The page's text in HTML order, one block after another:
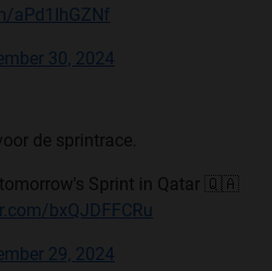
aPd1IhGZNf
30, 2024
de sprintrace.
Sprint in Qatar 🇶🇦
bxQJDFFCRu
29, 2024